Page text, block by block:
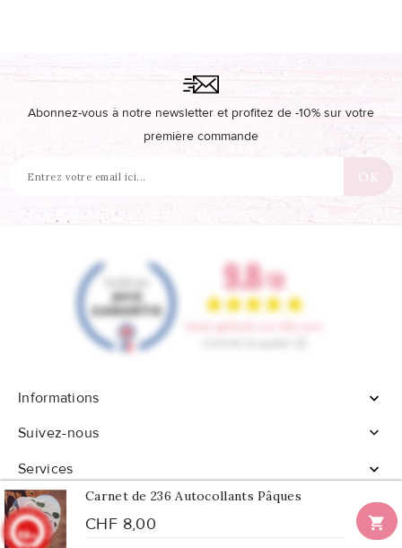
Carnet de 236 Autocollants Pâques
CHF 8,00 
Abonnez-vous à notre newsletter et profitez de -10% sur votre
première commande
Informations

Suivez-nous

Services

9.8/10
902 avis